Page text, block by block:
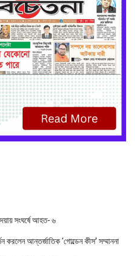
সংঘর্ষে আহত- ৬
করলেন আন্তর্জাতিক ‘গোল্ডেন কীস’ সম্মাননা